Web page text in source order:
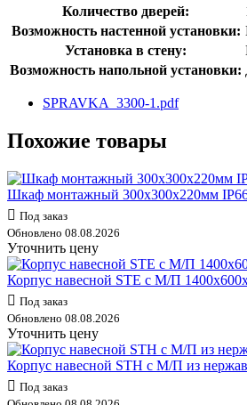
Количество дверей:
Возможность настенной установки:
Установка в стену:
Возможность напольной установки:
SPRAVKA_3300-1.pdf
Похожие товары
Шкаф монтажный 300x300x220мм IP66
Под заказ
Обновлено 08.08.2026
Уточнить цену
Корпус навесной STE с М/П
Под заказ
Обновлено 08.08.2026
Уточнить цену
Корпус навесной STH с М/П из
Под заказ